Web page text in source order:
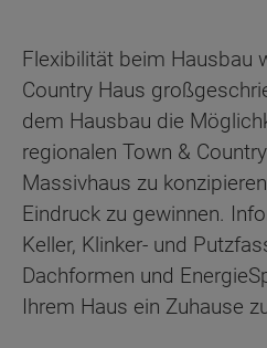
Flexibilität beim Hausbau
Country Haus
dem Hausbau die
regionalen Town &
Massivhaus zu
Eindruck zu gewinnen.
Keller, Klinker- und
Dachformen und
Ihrem Haus ein Zuhause